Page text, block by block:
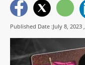
Published Date :July 8, 2023 ,